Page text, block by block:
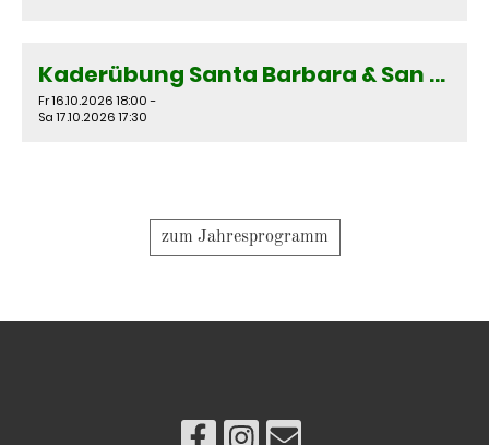
Kaderübung Santa Barbara & San Diego
Fr 16.10.2026 18:00 -
Sa 17.10.2026 17:30
zum Jahresprogramm